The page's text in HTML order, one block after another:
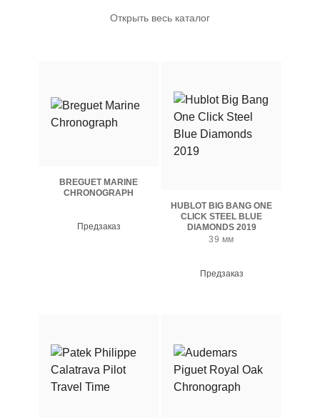
Открыть весь каталог
BREGUET MARINE
CHRONOGRAPH
Предзаказ
HUBLOT BIG BANG ONE
CLICK STEEL BLUE
DIAMONDS 2019
39 мм
Предзаказ